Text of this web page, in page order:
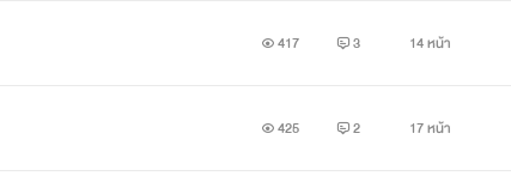
417 3 14 หน้า
425 2 17 หน้า